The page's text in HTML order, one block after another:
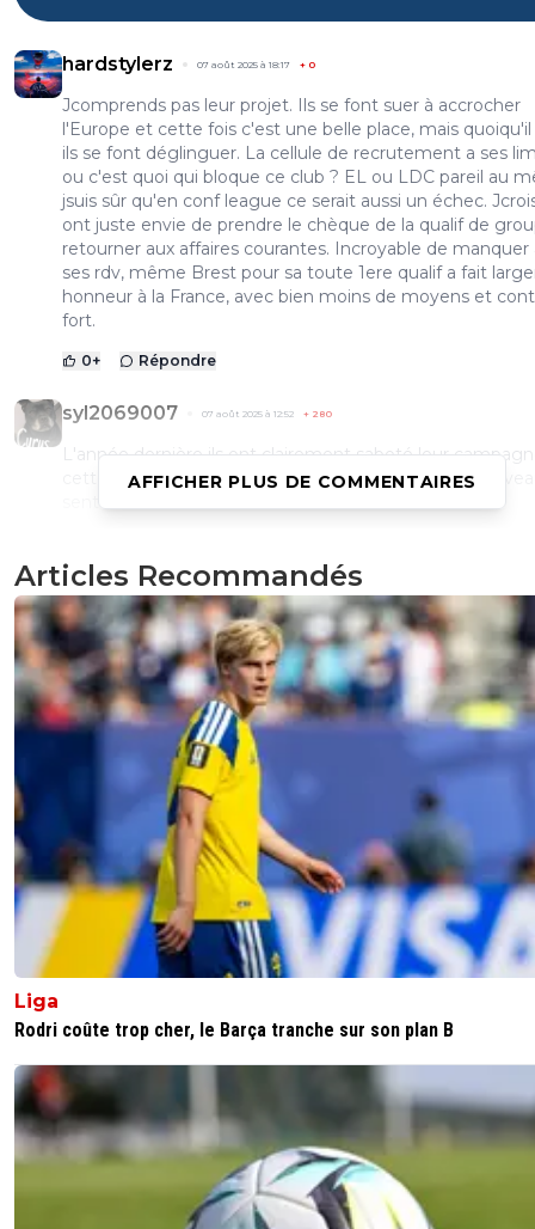
hardstylerz 07 août 2025 à 18:17 + 0
Jcomprends pas leur projet. Ils se font suer à accrocher
l'Europe et cette fois c'est une belle place, mais quoiqu'il
ils se font déglinguer. La cellule de recrutement a ses
ou c'est quoi qui bloque ce club ? EL ou LDC pareil au
jsuis sûr qu'en conf league ce serait aussi un échec.
ont juste envie de prendre le chèque de la qualif de
retourner aux affaires courantes. Incroyable de
ses rdv, même Brest pour sa toute 1ere qualif a fait
honneur à la France, avec bien moins de moyens et
fort.
0+ Répondre
syl2069007 07 août 2025 à 12:52 + 280
L'année dernière ils ont clairement saboté leur
cette année l'equipe n'est tout simplement pas au
hardstylerz 07 août 2025 à 18:18 +0
Tu parles, ça va encore se retrouver à jouer l'EL
qu'ils la jetteront pour se concentrer sur le
où ils ferton top 4-5 et recommenceront à chier
pts uefa.
Répondre
07 août 2025 à 11:15
Elle est rigolote la pompom girl Lyon73 + bas Il y a
ans, on a atteint un tour en C3 que son petit club n a pas
dépassé en 70 ans d existence 🤣
Répondre
nanar
Eh doucement avec le petit club , un club moins
que marseille historiquement ok , on a tjr un
indice uefa que vous en attendant
greg-roi 07 août 2025 à 12:46 +283
Un indice UEFA est une image de résultat en
d Europe sur 5 ans et c est en aucun cas un
AFFICHER PLUS DE COMMENTAIRES
Articles Recommandés
Liga
Rodri coûte trop cher, le Barça tranche sur son plan B